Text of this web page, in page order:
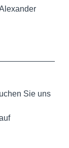
Sie uns